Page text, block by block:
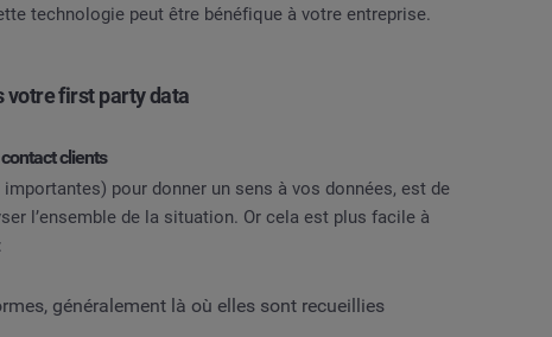
technologie peut être bénéfique à votre entreprise.
votre first party data
clients
pour donner un sens à vos données, est de
l’ensemble de la situation. Or cela est plus facile à
généralement là où elles sont recueillies